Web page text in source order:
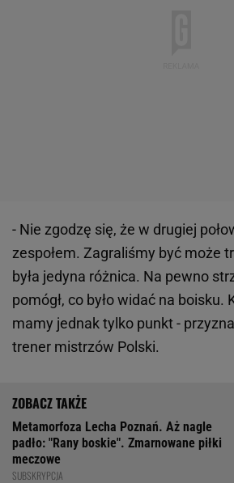
- Nie zgodzę się, że w drugiej
zespołem. Zagraliśmy być może
była jedyna różnica. Na pewno
pomógł, co było widać na boisku.
mamy jednak tylko punkt -
trener mistrzów Polski.
Metamorfoza Lecha Poznań. Aż nagle
padło: "Rany boskie". Zmarnowane piłki
meczowe
SUBSKRYPCJA